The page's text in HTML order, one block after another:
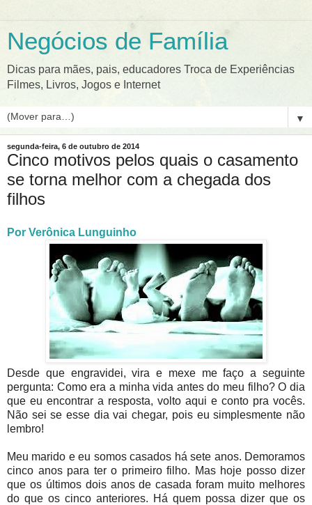
Negócios de Família
Dicas para mães, pais, educadores Troca de Experiências
Filmes, Livros, Jogos e Internet
▼
segunda-feira, 6 de outubro de 2014
Cinco motivos pelos quais o casamento
se torna melhor com a chegada dos
filhos
Por Verônica Lunguinho
Desde que engravidei, vira e mexe me faço a seguinte
pergunta: Como era a minha vida antes do meu filho? O dia
que eu encontrar a resposta, volto aqui e conto pra vocês.
Não sei se esse dia vai chegar, pois eu simplesmente não
lembro!
Meu marido e eu somos casados há sete anos. Demoramos
cinco anos para ter o primeiro filho. Mas hoje posso dizer
que os últimos dois anos de casada foram muito melhores
do que os cinco anteriores. Há quem possa dizer que os